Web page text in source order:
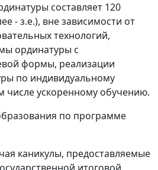
составляет 120
- з.е.), вне зависимости от
технологий,
ординатуры с
формы, реализации
по индивидуальному
числе ускоренному обучению.
по программе
каникулы, предоставляемые